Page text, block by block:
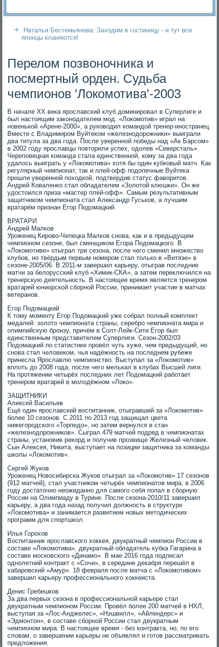
Наталья Бестемьянова: Заходим в гостиницу - и тут все
японцы кланяются!
Перелом позвоночника и
посмертный орден. Судьба
чемпионов 'Локомотива'-2003
В начале XX века ярославский клуб доминировал в Суперлиге и
был настоящим законодателем мод. «Локомотив» играл на
новенькой «Арене-2000», а руководил командой тренер-иностранец.
Вместе с Владимиром Вуйтеком «железнодорожники» выиграли
два титула за два года. После уверенной победы над «Ак Барсом»
в 2002 году ярославцы повторили успех, одолев «Северсталь».
Череповецкая команда стала единственной, кому за два года
удалось выиграть у «Локомотива» хотя бы один кубковый матч. Как
регулярный чемпионат, так и плей-офф подопечные Вуйтека
прошли уверенной походкой, подтвердив статус фаворитов.
Андрей Коваленко стал обладателем «Золотой клюшки». Он же
удостоился приза «мастер плей-офф». Самым результативным
защитником чемпионата стал Александр Гуськов, а лучшим
вратарём признан Егор Подомацкий.
ВРАТАРИ
Андрей Малков
Уроженец Кирово-Чепецка Малков снова, как и в предыдущем
чемпионом сезоне, был сменщиком Егора Подомацкого. В
«Локомотиве» отыграл три сезона, после чего сменил множество
клубов, но твёрдым первым номером стал только в «Витязе» в
сезоне-2005/06. В 2011-м завершил карьеру, отыграв последние
матчи за белорусский клуб «Химик-СКА», а затем переключился на
тренерскую деятельность. В настоящее время является тренером
вратарей юниорской сборной России, принимает участие в матчах
ветеранов.
Егор Подомацкий
К тому моменту Егор Подомацкий уже собрал полный комплект
медалей: золото чемпионата страны, серебро чемпионата мира и
олимпийскую бронзу, причём в Солт-Лейк-Сити Егор был
единственным представителем Суперлиги. Сезон-2002/03
Подомацкий по статистике провёл чуть хуже, чем предыдущий, но
снова стал человеком, чья надёжность на последнем рубеже
принесла Ярославлю чемпионство. Выступал за «Локомотив»
вплоть до 2008 года, после чего мелькал в клубах Высшей лиги.
На протяжении четырёх последних лет Подомацкий работает
тренером вратарей в молодёжном «Локо».
ЗАЩИТНИКИ
Алексей Васильев
Ещё один ярославский воспитанник, отыгравший за «Локомотив»
более 10 сезонов. С 2011 по 2013 год защищал цвета
нижегородского «Торпедо», но затем вернулся в стан
«железнодорожников». Сыграл 479 матчей подряд в чемпионатах
страны, установив рекорд и получив прозвище Железный человек.
Сын Алексея, Никита, выступает на позиции защитника за команды
школы «Локомотив».
Сергей Жуков
Уроженец Новосибирска Жуков отыграл за «Локомотив» 17 сезонов
(912 матчей), стал участником четырёх чемпионатов мира, в 2006
году достаточно неожиданно для самого себя попал в сборную
России на Олимпиаду в Турине. После сезона-2010/11 завершил
карьеру, а два года назад получил должность в структуре
«Локомотива» и занимается развитием новых методических
программ для спортшкол.
Илья Горохов
Воспитанник ярославского хоккея, двукратный чемпион России в
составе «Локомотива», двукратный обладатель кубка Гагарина в
составе московского «Динамо». В мае 2016 года подписал
однолетний контракт с «Сочи», в середине декабря перешёл в
хабаровский «Амур». 18 февраля после матча с «Локомотивом»
завершил карьеру профессионального хоккеиста.
Денис Гребешков
За два первых сезона в профессиональной карьере стал
двукратным чемпионом России. Провёл более 200 матчей в НХЛ,
выступая за «Лос-Анджелес», «Нэшвилл», «Айлендерс» и
«Эдмонтон», в составе сборной России стал двукратным
чемпионом мира. В настоящее время - без контракта, но, по его
словам, о завершении карьеры не объявлял и готов рассматривать
предложения.